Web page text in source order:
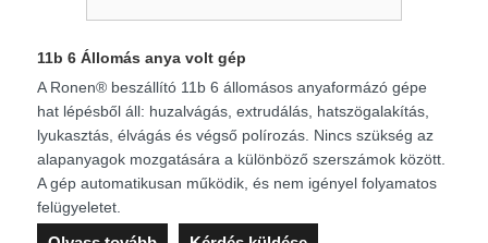
11b 6 Állomás anya volt gép
A Ronen® beszállító 11b 6 állomásos anyaformázó gépe
hat lépésből áll: huzalvágás, extrudálás, hatszögalakítás,
lyukasztás, élvágás és végső polírozás. Nincs szükség az
alapanyagok mozgatására a különböző szerszámok között.
A gép automatikusan működik, és nem igényel folyamatos
felügyeletet.